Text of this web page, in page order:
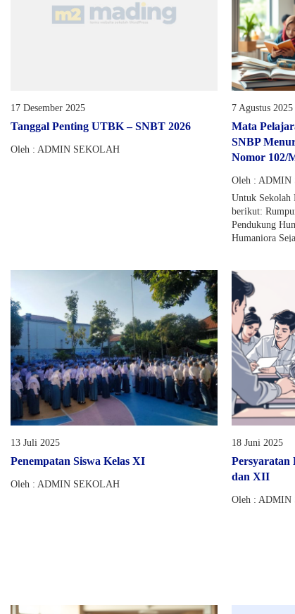
17 Desember 2025
Tanggal Penting UTBK – SNBT 2026
Oleh : ADMIN SEKOLAH
7 Agustus 2025
Mata
SNBP
Nomor 102/
Oleh : ADMIN
Untuk Sekolah
berikut:
Pendukung
Humaniora
13 Juli 2025
Penempatan Siswa Kelas XI
Oleh : ADMIN SEKOLAH
18 Juni 2025
Persyaratan
dan XII
Oleh : ADMIN